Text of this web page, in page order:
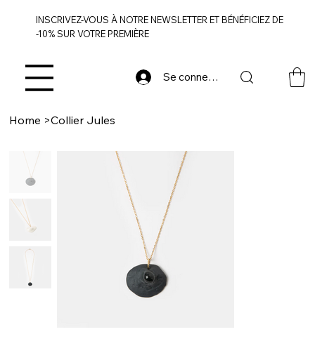
INSCRIVEZ-VOUS À NOTRE NEWSLETTER ET BÉNÉFICIEZ DE
-10% SUR VOTRE PREMIÈRE
Se connecter
Home >Collier Jules